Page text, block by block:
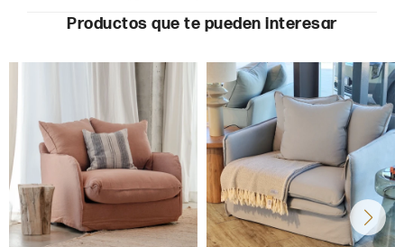
Productos que te pueden interesar